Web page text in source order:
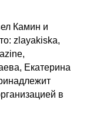
Камин и
zlayakiska,
Екатерина
в